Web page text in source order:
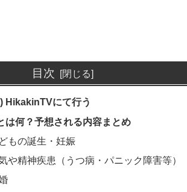
目次
HikakinTVにて行う
は何？予想される内容まとめ
もの誕生・妊娠
や精神疾患（うつ病・パニック障害等）